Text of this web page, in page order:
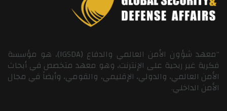
“معهد شؤون الأمن العالمي والدفاع (IGSDA)، هو مؤسسة
فكرية غير ربحية على الإنترنت، وهو معهد متخصص في أبحاث
الأمن العالمي، والدولي، الإقليمي، والقومي، وأيضاً في مجال
الأمن الداخلي.